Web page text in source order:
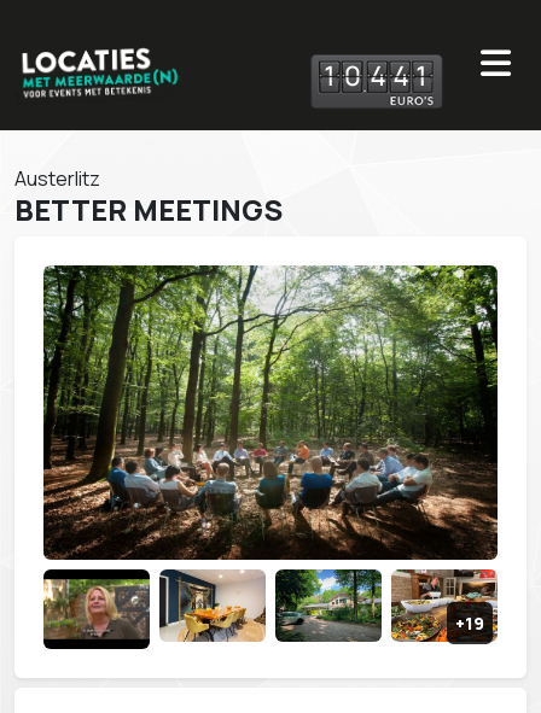
10 441
Austerlitz
BETTER MEETINGS